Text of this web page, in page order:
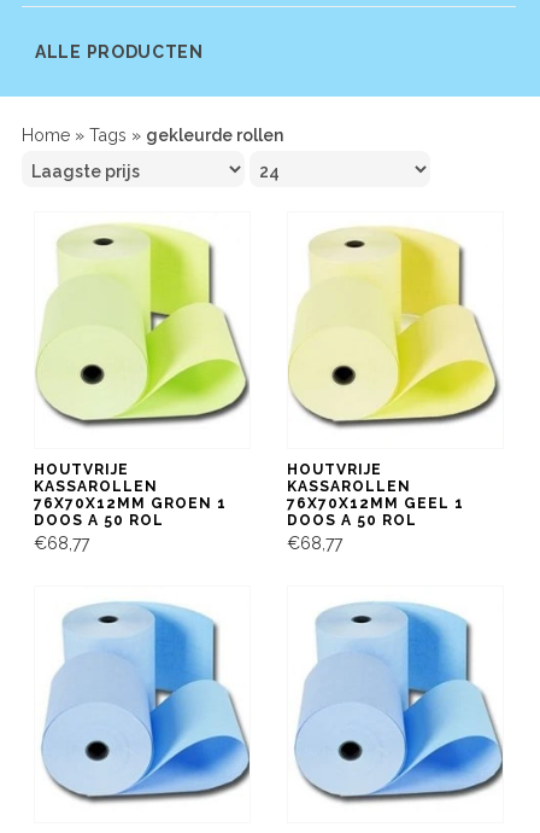
ALLE PRODUCTEN
Home » Tags » gekleurde rollen
HOUTVRIJE
KASSAROLLEN
76X70X12MM GROEN 1
DOOS A 50 ROL
€68,77
HOUTVRIJE
KASSAROLLEN
76X70X12MM GEEL 1
DOOS A 50 ROL
€68,77